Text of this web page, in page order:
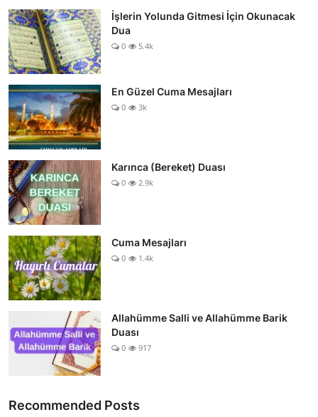
DİNİ BİLGİLER
İşlerin Yolunda Gitmesi İçin Okunacak
Dua
0 5.4k
En Güzel Cuma Mesajları
0 3k
Karınca (Bereket) Duası
0 2.9k
Cuma Mesajları
0 1.4k
Allahümme Salli ve Allahümme Barik
Duası
0 917
Recommended Posts